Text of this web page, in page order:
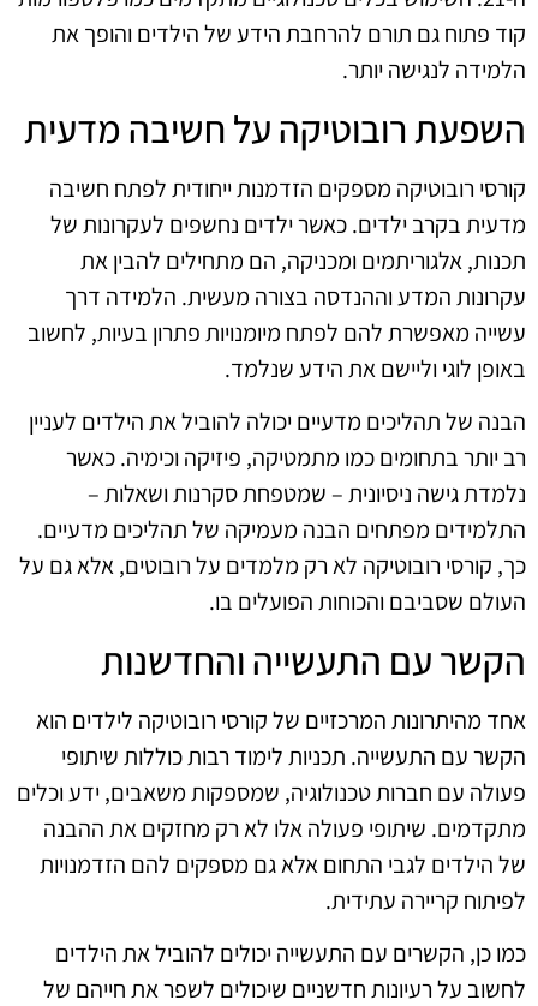
קוד פתוח גם תורם להרחבת הידע של הילדים והופך את
הלמידה לנגישה יותר.
השפעת רובוטיקה על חשיבה מדעית
קורסי רובוטיקה מספקים הזדמנות ייחודית לפתח חשיבה
מדעית בקרב ילדים. כאשר ילדים נחשפים לעקרונות של
תכנות, אלגוריתמים ומכניקה, הם מתחילים להבין את
עקרונות המדע וההנדסה בצורה מעשית. הלמידה דרך
עשייה מאפשרת להם לפתח מיומנויות פתרון בעיות, לחשוב
באופן לוגי וליישם את הידע שנלמד.
הבנה של תהליכים מדעיים יכולה להוביל את הילדים לעניין
רב יותר בתחומים כמו מתמטיקה, פיזיקה וכימיה. כאשר
נלמדת גישה ניסיונית – שמטפחת סקרנות ושאלות –
התלמידים מפתחים הבנה מעמיקה של תהליכים מדעיים.
כך, קורסי רובוטיקה לא רק מלמדים על רובוטים, אלא גם על
העולם שסביבם והכוחות הפועלים בו.
הקשר עם התעשייה והחדשנות
אחד מהיתרונות המרכזיים של קורסי רובוטיקה לילדים הוא
הקשר עם התעשייה. תכניות לימוד רבות כוללות שיתופי
פעולה עם חברות טכנולוגיה, שמספקות משאבים, ידע וכלים
מתקדמים. שיתופי פעולה אלו לא רק מחזקים את ההבנה
של הילדים לגבי התחום אלא גם מספקים להם הזדמנויות
לפיתוח קריירה עתידית.
כמו כן, הקשרים עם התעשייה יכולים להוביל את הילדים
לחשוב על רעיונות חדשניים שיכולים לשפר את חייהם של